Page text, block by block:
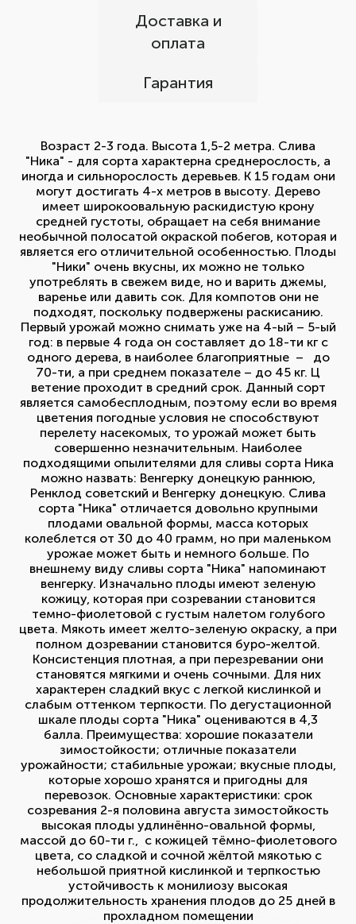
Доставка и
оплата
Гарантия
Возраст 2-3 года. Высота 1,5-2 метра. Слива
"Ника" - для сорта характерна среднерослость, а
иногда и сильнорослость деревьев. К 15 годам они
могут достигать 4-х метров в высоту. Дерево
имеет широкоовальную раскидистую крону
средней густоты, обращает на себя внимание
необычной полосатой окраской побегов, которая и
является его отличительной особенностью. Плоды
"Ники" очень вкусны, их можно не только
употреблять в свежем виде, но и варить джемы,
варенье или давить сок. Для компотов они не
подходят, поскольку подвержены раскисанию.
Первый урожай можно снимать уже на 4-ый – 5-ый
год: в первые 4 года он составляет до 18-ти кг с
одного дерева, в наиболее благоприятные – до
70-ти, а при среднем показателе – до 45 кг. Ц
ветение проходит в средний срок. Данный сорт
является самобесплодным, поэтому если во время
цветения погодные условия не способствуют
перелету насекомых, то урожай может быть
совершенно незначительным. Наиболее
подходящими опылителями для сливы сорта Ника
можно назвать: Венгерку донецкую раннюю,
Ренклод советский и Венгерку донецкую. Слива
сорта "Ника" отличается довольно крупными
плодами овальной формы, масса которых
колеблется от 30 до 40 грамм, но при маленьком
урожае может быть и немного больше. По
внешнему виду сливы сорта "Ника" напоминают
венгерку. Изначально плоды имеют зеленую
кожицу, которая при созревании становится
темно-фиолетовой с густым налетом голубого
цвета. Мякоть имеет желто-зеленую окраску, а при
полном дозревании становится буро-желтой.
Консистенция плотная, а при перезревании они
становятся мягкими и очень сочными. Для них
характерен сладкий вкус с легкой кислинкой и
слабым оттенком терпкости. По дегустационной
шкале плоды сорта "Ника" оцениваются в 4,3
балла. Преимущества: хорошие показатели
зимостойкости; отличные показатели
урожайности; стабильные урожаи; вкусные плоды,
которые хорошо хранятся и пригодны для
перевозок. Основные характеристики: срок
созревания 2-я половина августа зимостойкость
высокая плоды удлинённо-овальной формы,
массой до 60-ти г., с кожицей тёмно-фиолетового
цвета, со сладкой и сочной жёлтой мякотью с
небольшой приятной кислинкой и терпкостью
устойчивость к монилиозу высокая
продолжительность хранения плодов до 25 дней в
прохладном помещении